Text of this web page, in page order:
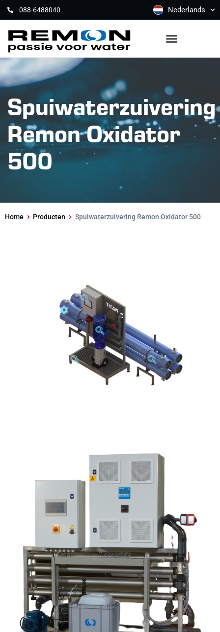
088-6488040 Nederlands
Spuiwaterzuivering
Remon Oxidator
500
Home › Producten › Spuiwaterzuivering Remon Oxidator 500
capaciteit van 1 tot 30 M3/h